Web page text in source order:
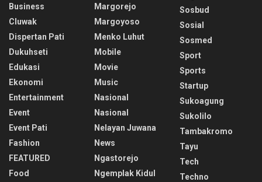
Business
Cluwak
Dispertan Pati
Dukuhseti
Edukasi
Ekonomi
Entertainment
Event
Event Pati
Fashion
FEATURED
Food
Margorejo
Margoyoso
Menko Luhut
Mobile
Movie
Music
Nasional
Nasional
Nelayan Juwana
News
Ngastorejo
Ngemplak Kidul
Sosbud
Sosial
Sosmed
Sport
Sports
Startup
Sukoagung
Sukolilo
Tambakromo
Tayu
Tech
Techno